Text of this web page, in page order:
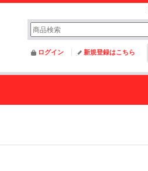
ログイン 新規登録はこちら